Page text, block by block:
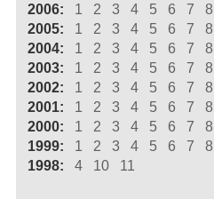
2006:
1 2 3 4 5 6 7 8
2005:
1 2 3 4 5 6 7 8
2004:
1 2 3 4 5 6 7 8
2003:
1 2 3 4 5 6 7 8
2002:
1 2 3 4 5 6 7 8
2001:
1 2 3 4 5 6 7 8
2000:
1 2 3 4 5 6 7 8
1999:
1 2 3 4 5 6 7 8
1998:
4 10 11